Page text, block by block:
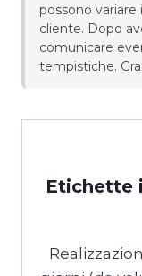
possono variare
cliente. Dopo
comunicare
tempistiche.
Etichette